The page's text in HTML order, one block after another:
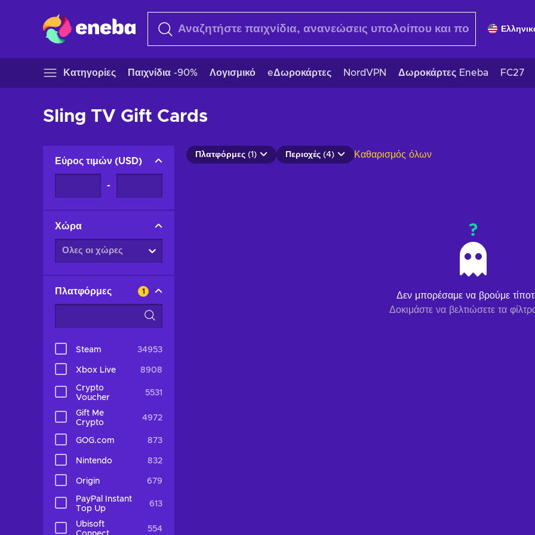
Κατηγορίες Παιχνίδια -90% Λογισμικό eΔωροκάρτες NordVPN Δωροκάρτες Eneba FC27
Sling TV Gift Cards
Εύρος τιμών (USD)
-
Χώρα
Ολες οι χώρες
Πλατφόρμες 1
Steam 34953
Xbox Live 8908
Crypto
Voucher
5531
Gift Me
Crypto
4972
GOG.com 873
Nintendo 832
Origin 679
PayPal Instant
Top Up
613
Ubisoft
554
Πλατφόρμες (1) Περιοχές (4) Καθαρισμός όλων
?
Δεν μπορέσαμε να βρούμε
Δοκιμάστε να βελτιώσετε τα